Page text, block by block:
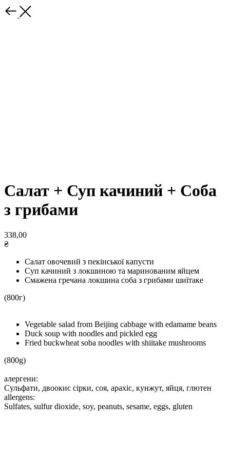
Салат + Суп качиний + Соба
з грибами
338,00
₴
Салат овочевий з пекінської капусти
Суп качиний з локшиною та маринованим яйцем
Смажена гречана локшина соба з грибами шиїтаке
(800г)
Vegetable salad from Beijing cabbage with edamame beans
Duck soup with noodles and pickled egg
Fried buckwheat soba noodles with shiitake mushrooms
(800g)
алергени:
Сульфати, двоокис сірки, соя, арахіс, кунжут, яйця, глютен
allergens:
Sulfates, sulfur dioxide, soy, peanuts, sesame, eggs, gluten